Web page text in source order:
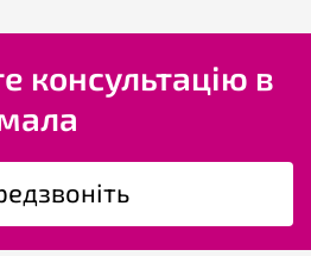
консультацію в